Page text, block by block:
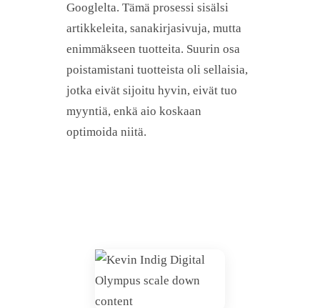
Googlelta. Tämä prosessi sisälsi
artikkeleita, sanakirjasivuja, mutta
enimmäkseen tuotteita. Suurin osa
poistamistani tuotteista oli sellaisia,
jotka eivät sijoitu hyvin, eivät tuo
myyntiä, enkä aio koskaan
optimoida niitä.